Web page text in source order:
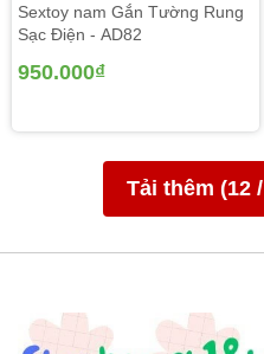
Sextoy nam Gắn Tường Rung
Sạc Điện - AD82
950.000₫
Tải thêm (12/